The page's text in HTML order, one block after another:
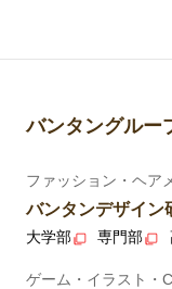
バンタングルー
ファッション・ヘア
バンタンデザイン
大学部 専門部
ゲーム・イラスト・